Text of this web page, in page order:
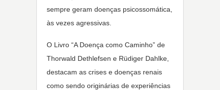
sempre geram doenças psicossomática,
às vezes agressivas.
O Livro “A Doença como Caminho” de
Thorwald Dethlefsen e Rüdiger Dahlke,
destacam as crises e doenças renais
como sendo originárias de experiências